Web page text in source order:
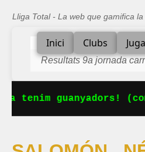
Lliga Total - La web que gamifica
Inici Clubs
Resultats 9a jornada
tenim guanyadors!